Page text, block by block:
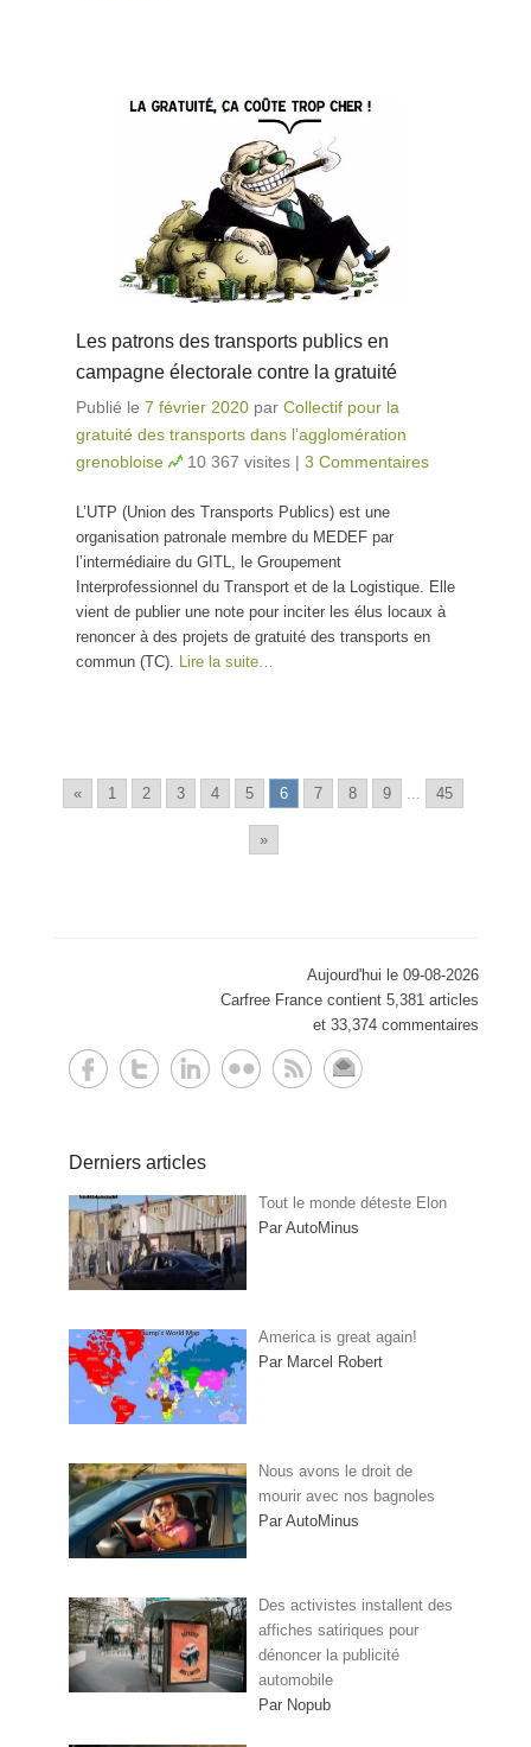
Les patrons des transports publics en
campagne électorale contre la gratuité
Publié le 7 février 2020 par Collectif pour la
gratuité des transports dans l’agglomération
grenobloise
10 367 visites | 3 Commentaires
L’UTP (Union des Transports Publics) est une
organisation patronale membre du MEDEF par
l’intermédiaire du GITL, le Groupement
Interprofessionnel du Transport et de la Logistique. Elle
vient de publier une note pour inciter les élus locaux à
renoncer à des projets de gratuité des transports en
commun (TC). Lire la suite…
« 1 2 3 4 5 6 7 8 9 45
»
Aujourd'hui le 09-08-2026
Carfree France contient 5,381 articles
et 33,374 commentaires
Derniers articles
Tout le monde déteste Elon
Par AutoMinus
America is great again!
Par Marcel Robert
Nous avons le droit de
mourir avec nos bagnoles
Par AutoMinus
Des activistes installent des
affiches satiriques pour
dénoncer la publicité
automobile
Par Nopub